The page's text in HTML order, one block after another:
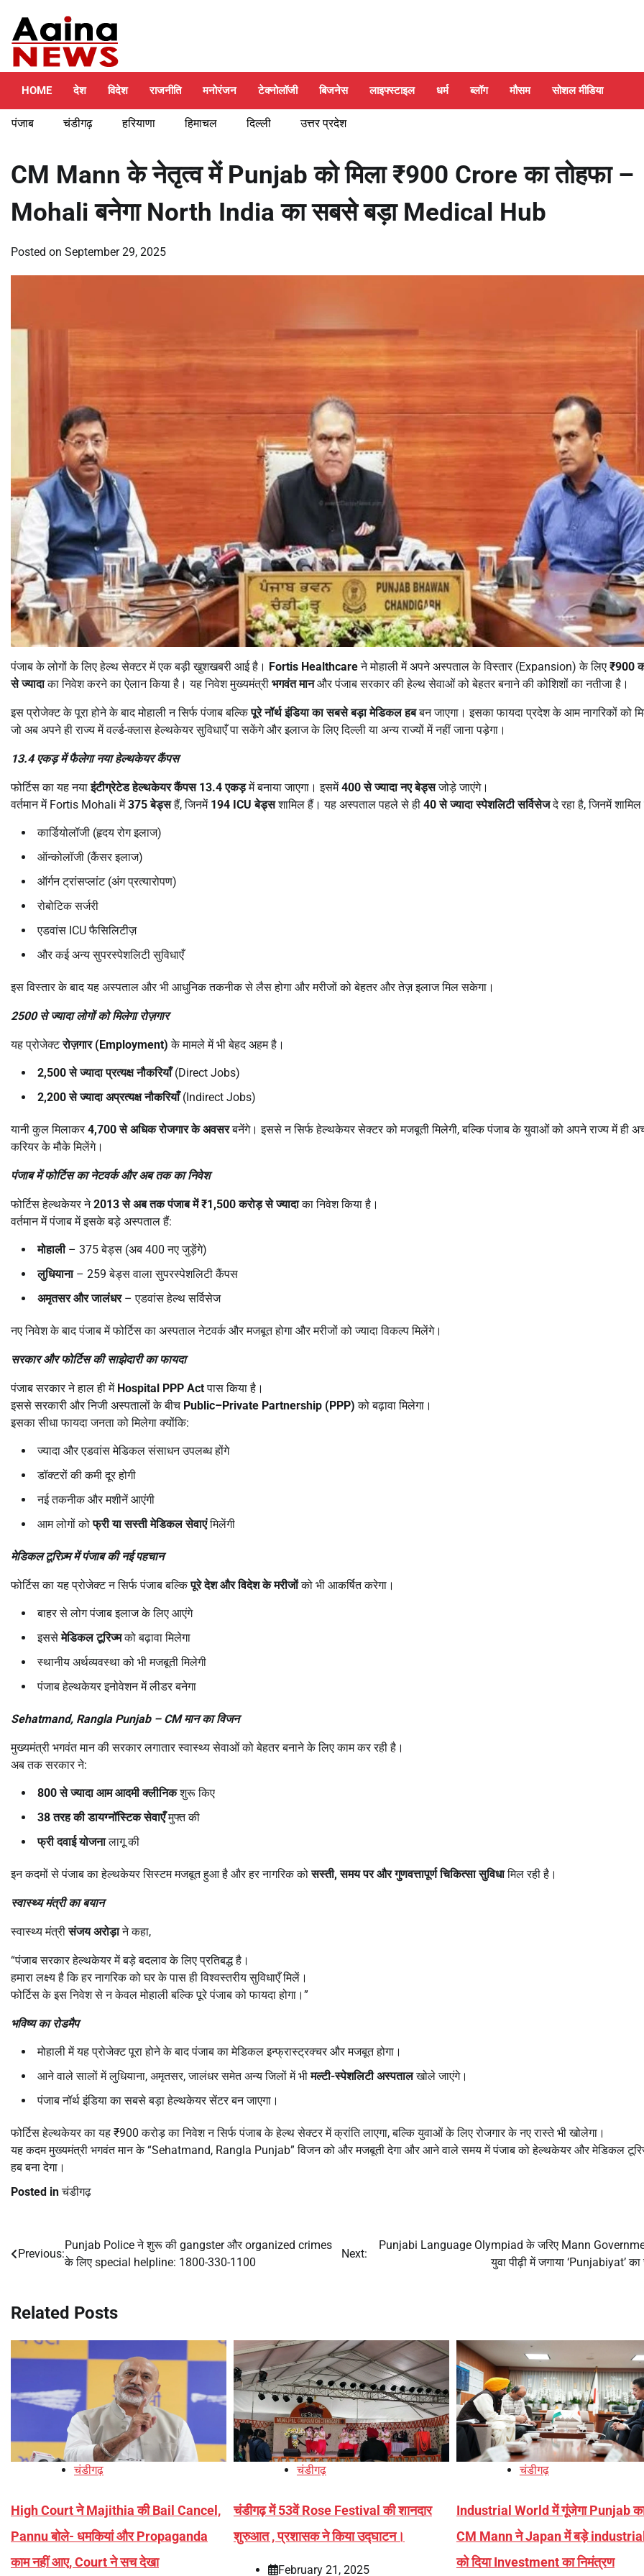
content
HOME देश विदेश राजनीति मनोरंजन टेक्नोलॉजी बिजनेस लाइफ्स्टाइल धर्म ब्लॉग मौसम सोशल मीडिया
पंजाब चंडीगढ़ हरियाणा हिमाचल दिल्ली उत्तर प्रदेश
CM Mann के नेतृत्व में Punjab को मिला ₹900 Crore का तोहफा –
Mohali बनेगा North India का सबसे बड़ा Medical Hub
Posted on September 29, 2025
पंजाब के लोगों के लिए हेल्थ सेक्टर में एक बड़ी खुशखबरी आई है। Fortis Healthcareने मोहाली में अपने अस्पताल के विस्तार (Expansion) के लिए ₹900
से ज्यादाका निवेश करने का ऐलान किया है। यह निवेश मुख्यमंत्री भगवंत मानऔर पंजाब सरकार की हेल्थ सेवाओं को बेहतर बनाने की कोशिशों का नतीजा है।
इस प्रोजेक्ट के पूरा होने के बाद मोहाली न सिर्फ पंजाब बल्किपूरे नॉर्थ इंडिया का सबसे बड़ा मेडिकल हबबन जाएगा। इसका फायदा प्रदेश के आम नागरिकों को
जो अब अपने ही राज्य में वर्ल्ड-क्लास हेल्थकेयर सुविधाएँ पा सकेंगे और इलाज के लिए दिल्ली या अन्य राज्यों में नहीं जाना पड़ेगा।
13.4 एकड़ में फैलेगा नया हेल्थकेयर कैंपस
फोर्टिस का यह नयाइंटीग्रेटेड हेल्थकेयर कैंपस 13.4एकड़में बनाया जाएगा। इसमें400से ज्यादा नए बेड्सजोड़े जाएंगे।
वर्तमान में Fortis Mohali में375बेड्सहैं, जिनमें 194 ICUबेड्सशामिल हैं। यह अस्पताल पहले से ही 40से ज्यादा स्पेशलिटी सर्विसेजदे रहा है, जिनमें शामिल
कार्डियोलॉजी (हृदय रोग इलाज)
ऑन्कोलॉजी (कैंसर इलाज)
ऑर्गन ट्रांसप्लांट (अंग प्रत्यारोपण)
रोबोटिक सर्जरी
एडवांस ICU फैसिलिटीज़
और कई अन्य सुपरस्पेशलिटी सुविधाएँ
इस विस्तार के बाद यह अस्पताल और भी आधुनिक तकनीक से लैस होगा और मरीजों को बेहतर और तेज़ इलाज मिल सकेगा।
2500 से ज्यादा लोगों को मिलेगा रोज़गार
यह प्रोजेक्टरोज़गार (Employment) के मामले में भी बेहद अहम है।
2,500से ज्यादा प्रत्यक्ष नौकरियाँ(Direct Jobs)
2,200से ज्यादा अप्रत्यक्ष नौकरियाँ(Indirect Jobs)
यानी कुल मिलाकर4,700से अधिक रोजगार के अवसरबनेंगे। इससे न सिर्फ हेल्थकेयर सेक्टर को मजबूती मिलेगी, बल्कि पंजाब के युवाओं को अपने राज्य में ही
करियर के मौके मिलेंगे।
पंजाब में फोर्टिस का नेटवर्क और अब तक का निवेश
फोर्टिस हेल्थकेयर ने2013से अब तक पंजाब में₹1,500करोड़ से ज्यादाका निवेश किया है।
वर्तमान में पंजाब में इसके बड़े अस्पताल हैं:
मोहाली– 375 बेड्स (अब 400 नए जुड़ेंगे)
लुधियाना– 259 बेड्स वाला सुपरस्पेशलिटी कैंपस
अमृतसर और जालंधर– एडवांस हेल्थ सर्विसेज
नए निवेश के बाद पंजाब में फोर्टिस का अस्पताल नेटवर्क और मजबूत होगा और मरीजों को ज्यादा विकल्प मिलेंगे।
सरकार और फोर्टिस की साझेदारी का फायदा
पंजाब सरकार ने हाल ही में Hospital PPP Actपास किया है।
इससे सरकारी और निजी अस्पतालों के बीच Public–Private Partnership (PPP) को बढ़ावा मिलेगा।
इसका सीधा फायदा जनता को मिलेगा क्योंकि:
ज्यादा और एडवांस मेडिकल संसाधन उपलब्ध होंगे
डॉक्टरों की कमी दूर होगी
नई तकनीक और मशीनें आएंगी
आम लोगों कोफ्री या सस्ती मेडिकल सेवाएंमिलेंगी
मेडिकल टूरिज़्म में पंजाब की नई पहचान
फोर्टिस का यह प्रोजेक्ट न सिर्फ पंजाब बल्किपूरे देश और विदेश के मरीजोंको भी आकर्षित करेगा।
बाहर से लोग पंजाब इलाज के लिए आएंगे
इससेमेडिकल टूरिज्मको बढ़ावा मिलेगा
स्थानीय अर्थव्यवस्था को भी मजबूती मिलेगी
पंजाब हेल्थकेयर इनोवेशन में लीडर बनेगा
Sehatmand, Rangla Punjab – CMमान का विजन
मुख्यमंत्री भगवंत मान की सरकार लगातार स्वास्थ्य सेवाओं को बेहतर बनाने के लिए काम कर रही है।
अब तक सरकार ने:
800से ज्यादा आम आदमी क्लीनिकशुरू किए
38तरह की डायग्नॉस्टिक सेवाएँमुफ्त की
फ्री दवाई योजनालागू की
इन कदमों से पंजाब का हेल्थकेयर सिस्टम मजबूत हुआ है और हर नागरिक कोसस्ती,समय पर और गुणवत्तापूर्ण चिकित्सा सुविधामिल रही है।
स्वास्थ्य मंत्री का बयान
स्वास्थ्य मंत्रीसंजय अरोड़ाने कहा,
“पंजाब सरकार हेल्थकेयर में बड़े बदलाव के लिए प्रतिबद्ध है।
हमारा लक्ष्य है कि हर नागरिक को घर के पास ही विश्वस्तरीय सुविधाएँ मिलें।
फोर्टिस के इस निवेश से न केवल मोहाली बल्कि पूरे पंजाब को फायदा होगा।”
भविष्य का रोडमैप
मोहाली में यह प्रोजेक्ट पूरा होने के बाद पंजाब का मेडिकल इन्फ्रास्ट्रक्चर और मजबूत होगा।
आने वाले सालों में लुधियाना, अमृतसर, जालंधर समेत अन्य जिलों में भीमल्टी-स्पेशलिटी अस्पतालखोले जाएंगे।
पंजाब नॉर्थ इंडिया का सबसे बड़ा हेल्थकेयर सेंटर बन जाएगा।
फोर्टिस हेल्थकेयर का यह ₹900 करोड़ का निवेश न सिर्फ पंजाब के हेल्थ सेक्टर में क्रांति लाएगा, बल्कि युवाओं के लिए रोजगार के नए रास्ते भी खोलेगा।
यह कदम मुख्यमंत्री भगवंत मान के “Sehatmand, Rangla Punjab” विजन को और मजबूती देगा और आने वाले समय में पंजाब को हेल्थकेयर और मेडिकल
हब बना देगा।
Posted inचंडीगढ़
Post
Previous:
Punjab Police ने शुरू की gangster और organized crimes
के लिए special helpline: 1800-330-1100
Next:
Punjabi Language Olympiad के जरिए Mann
युवा पीढ़ी में जगाया ‘Punjabiyat’ का
Related Posts
चंडीगढ़
High Court ने Majithia की Bail Cancel,
Pannu बोले- धमकियां और Propaganda
काम नहीं आए, Court ने सच देखा
चंडीगढ़
चंडीगढ़ में 53वें Rose Festival की शानदार
शुरुआत , प्रशासक ने किया उद्घाटन।
February 21, 2025
चंडीगढ़
Industrial World में गूंजेगा Punjab
CM Mann ने Japan में बड़े
को दिया Investment का निमंत्रण